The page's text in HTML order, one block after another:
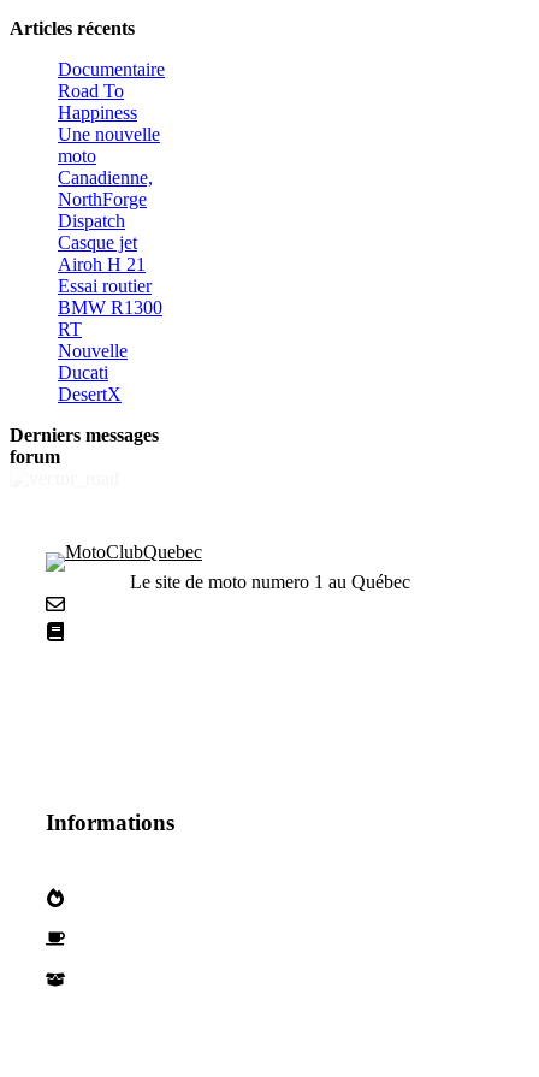
Articles récents
Documentaire
Road To
Happiness
Une nouvelle
moto
Canadienne,
NorthForge
Dispatch
Casque jet
Airoh H 21
Essai routier
BMW R1300
RT
Nouvelle
Ducati
DesertX
Derniers messages
forum
Le site de moto numero 1 au Québec
Informations